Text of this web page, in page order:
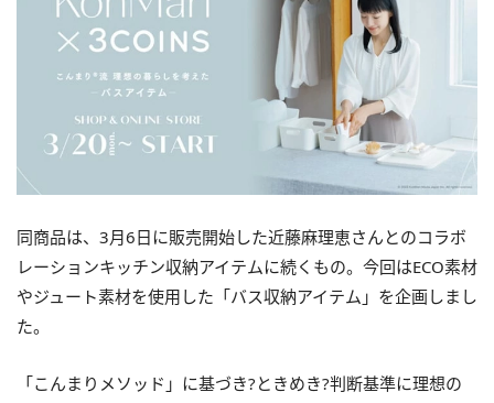
同商品は、3月6日に販売開始した近藤麻理恵さんとのコラボ
レーションキッチン収納アイテムに続くもの。今回はECO素材
やジュート素材を使用した「バス収納アイテム」を企画しまし
た。
「こんまりメソッド」に基づき?ときめき?判断基準に理想の